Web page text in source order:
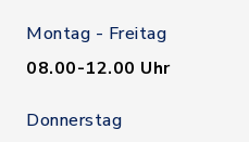
Montag - Freitag
08.00-12.00 Uhr
Donnerstag